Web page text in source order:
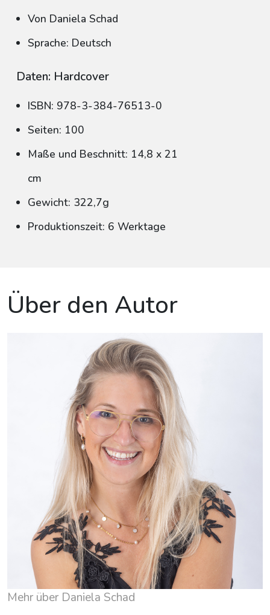
Von Daniela Schad
Sprache: Deutsch
Daten: Hardcover
ISBN: 978-3-384-76513-0
Seiten: 100
Maße und Beschnitt: 14,8 x 21
cm
Gewicht: 322,7g
Produktionszeit: 6 Werktage
Über den Autor
Mehr über Daniela Schad